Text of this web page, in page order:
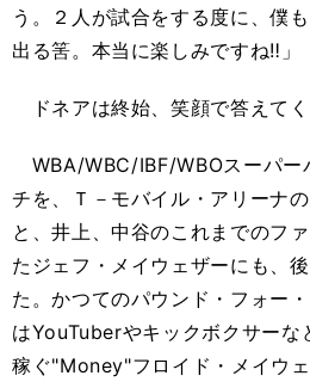
う。２人が試合をする度に、僕
出る筈。本当に楽しみですね‼」
ドネアは終始、笑顔で答えてく
WBA/WBC/IBF/WBOスーパー
チを、Ｔ－モバイル・アリーナ
と、井上、中谷のこれまでのフ
たジェフ・メイウェザーにも、
た。かつてのパウンド・フォー
はYouTuberやキックボクサーな
稼ぐ"Money"フロイド・メイウ